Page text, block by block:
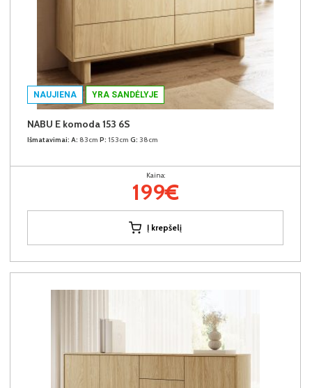
NAUJIENA YRA SANDĖLYJE
NABU E komoda 153 6S
Išmatavimai: A: 83cm P: 153cm G: 38cm
Kaina:
199€
Į krepšelį